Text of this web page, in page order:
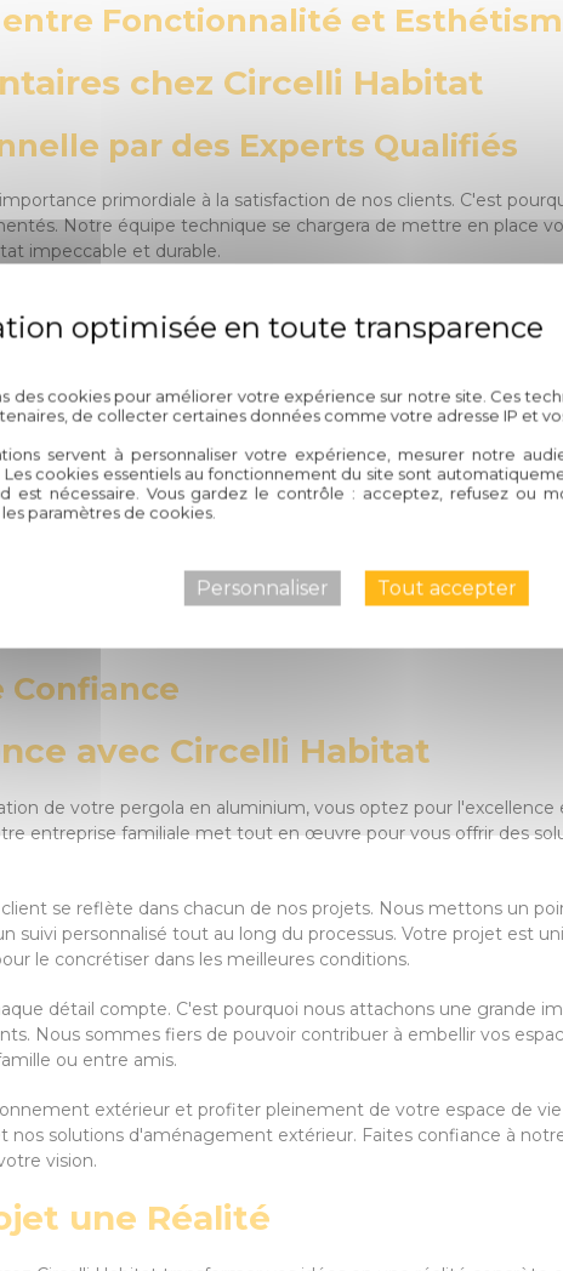
Fonctionnalité et
chez Circelli Habitat
par des Experts Qualifiés
primordiale à la satisfaction de nos clients. C'est
Notre équipe technique se chargera de mettre en place
impeccable et durable.
Vente
sont au cœur de nos préoccupations. Chez Circelli Habitat,
service après-vente réactif et efficace est disponible pour
et la pérennité de votre installation.
tout au Long du Projet
d'un accompagnement personnalisé pour chacun de
vous conseiller, vous orienter et répondre à toutes vos
mesure, adapté à vos attentes et à votre budget.
Confiance
avec Circelli Habitat
de votre pergola en aluminium, vous optez pour
entreprise familiale met tout en œuvre pour vous offrir des
se reflète dans chacun de nos projets. Nous mettons un
suivi personnalisé tout au long du processus. Votre projet est
le concrétiser dans les meilleures conditions.
détail compte. C'est pourquoi nous attachons une grande
Nous sommes fiers de pouvoir contribuer à embellir vos
ou entre amis.
extérieur et profiter pleinement de votre espace de
nos solutions d'aménagement extérieur. Faites confiance à
vision.
une Réalité
des cookies pour améliorer votre expérience sur notre site. Ces
de collecter certaines données comme votre adresse IP et
servent à personnaliser votre expérience, mesurer notre
cookies essentiels au fonctionnement du site sont
est nécessaire. Vous gardez le contrôle : acceptez, refusez ou
paramètres de cookies.
Tout accepter
Personnaliser